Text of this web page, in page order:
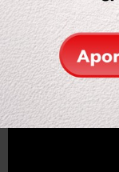
Checa aquí el